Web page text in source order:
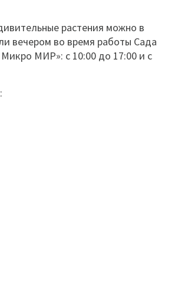
растения можно в
вечером во время работы Сада
МИР»: с 10:00 до 17:00 и с